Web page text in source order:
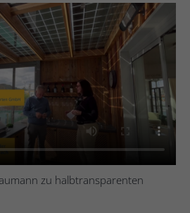
zu halbtransparenten